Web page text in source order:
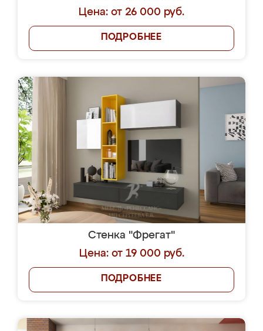
Цена: от 26 000 руб.
ПОДРОБНЕЕ
Стенка "Фрегат"
Цена: от 19 000 руб.
ПОДРОБНЕЕ